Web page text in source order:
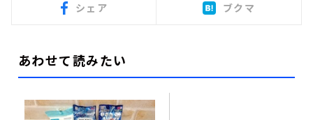
シェア ブクマ
あわせて読みたい